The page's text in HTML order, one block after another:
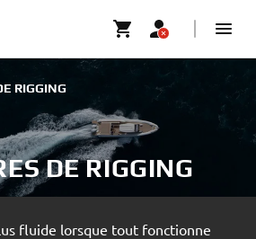
RIGGING
DE RIGGING
fluide lorsque tout fonctionne